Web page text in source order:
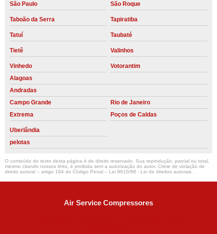
São Paulo São Roque
Taboão da Serra Tapiratiba
Tatuí Taubaté
Tietê Valinhos
Vinhedo
Votorantim
Alagoas
Andradas
Campo Grande
Rio de Janeiro
Extrema
Poços de Caldas
Uberlândia
pelotas
O conteúdo do texto desta página é de direito reservado. Sua reprodução, parcial ou total,
mesmo citando nossos links, é proibida sem a autorização do autor. Crime de violação de
direito autoral – artigo 184 do Código Penal – Lei 9610/98 - Lei de direitos autorais.
Air Service Compressores